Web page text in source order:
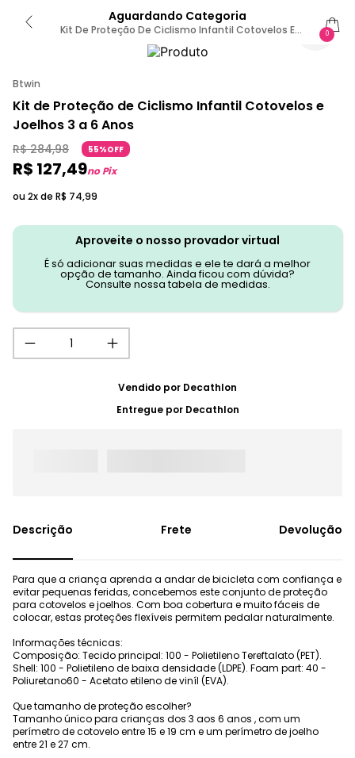
Aguardando Categoria
Kit De Proteção De Ciclismo Infantil Cotovelos E
Joelhos 3 A 6 Anos 3P / Preto
0
Btwin
Kit de Proteção de Ciclismo Infantil Cotovelos e
Joelhos 3 a 6 Anos
R$ 284,98 55%OFF
R$ 127,49no Pix
ou 2x de R$ 74,99
Aproveite o nosso provador virtual
É só adicionar suas medidas e ele te dará a melhor
opção de tamanho. Ainda ficou com dúvida?
Consulte nossa tabela de medidas.
Vendido por Decathlon
Entregue por Decathlon
Frete Devolução
Para que a criança aprenda a andar de bicicleta com confiança e
evitar pequenas feridas, concebemos este conjunto de proteção
para cotovelos e joelhos. Com boa cobertura e muito fáceis de
colocar, estas proteções flexíveis permitem pedalar naturalmente.
Informações técnicas:
Composição: Tecido principal: 100 - Polietileno Tereftalato (PET).
Shell: 100 - Polietileno de baixa densidade (LDPE). Foam part: 40 -
Poliuretano60 - Acetato etileno de viníl (EVA).
Que tamanho de proteção escolher?
Tamanho único para crianças dos 3 aos 6 anos , com um
perímetro de cotovelo entre 15 e 19 cm e um perímetro de joelho
entre 21 e 27 cm.